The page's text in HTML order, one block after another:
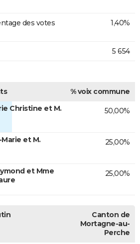
des votes
1,40%
5 654
% voix commune
Christine et M.
50,00%
Marie et M.
25,00%
et Mme
25,00%
Canton de
Mortagne-au-
Perche